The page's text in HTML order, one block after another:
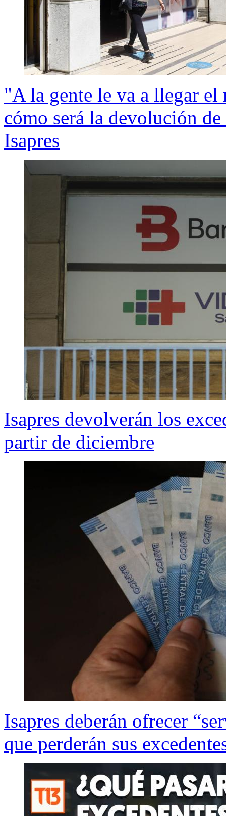
"A la gente le va a llegar
cómo será la devolución
Isapres
Isapres devolverán los
partir de diciembre
Isapres deberán ofrecer
que perderán sus